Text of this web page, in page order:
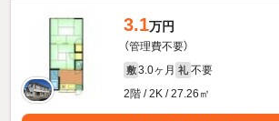
3.1万円
（管理費不要）
敷 3.0ヶ月 礼 不要
2階 / 2K / 27.26㎡